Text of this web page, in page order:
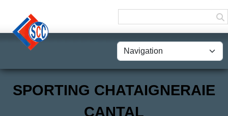
SPORTING CHATAIGNERAIE
CANTAL